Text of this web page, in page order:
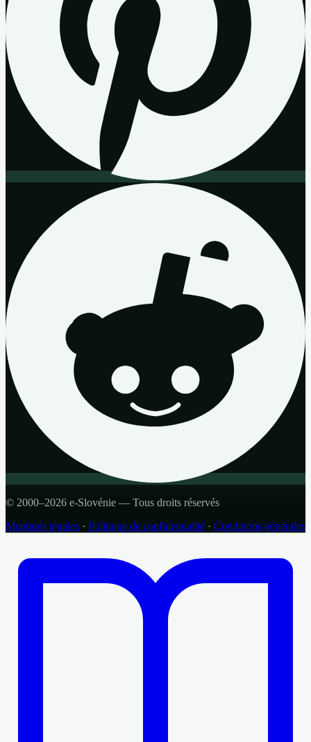
© 2000–2026 e-Slovénie — Tous droits réservés
Mentions légales · Politique de confidentialité · Conditions générales